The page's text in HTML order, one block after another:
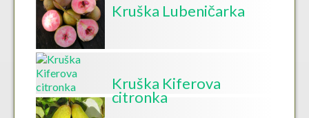
Kruška Lubeničarka
Kruška Kiferova
citronka